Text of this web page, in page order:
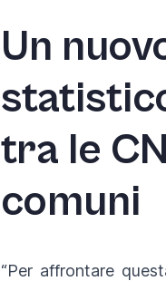
Un
tra le
comuni
“Per affrontare